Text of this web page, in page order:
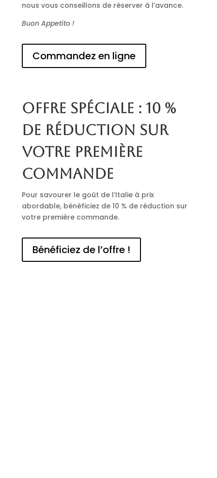
nous vous conseillons de réserver à l’avance.
Buon Appetito !
Commandez en ligne
Offre spéciale : 10 %
de réduction sur
votre première
commande
Pour savourer le goût de l’Italie à prix
abordable, bénéficiez de 10 % de réduction sur
votre première commande.
Bénéficiez de l’offre !